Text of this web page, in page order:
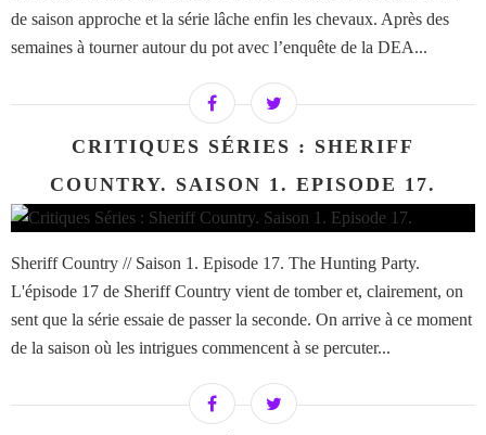
de saison approche et la série lâche enfin les chevaux. Après des
semaines à tourner autour du pot avec l’enquête de la DEA...
CRITIQUES SÉRIES : SHERIFF
COUNTRY. SAISON 1. EPISODE 17.
Sheriff Country // Saison 1. Episode 17. The Hunting Party.
L'épisode 17 de Sheriff Country vient de tomber et, clairement, on
sent que la série essaie de passer la seconde. On arrive à ce moment
de la saison où les intrigues commencent à se percuter...